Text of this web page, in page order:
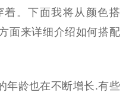
。下面我将从颜色搭
面来详细介绍如何搭配
年龄也在不断增长.有些